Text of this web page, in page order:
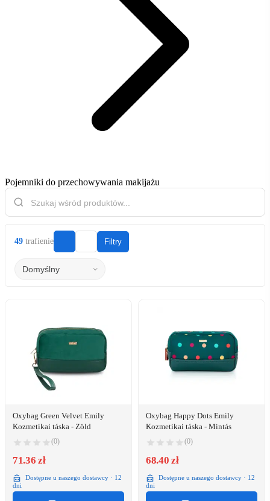
Pojemniki do przechowywania makijażu
49 trafienie Filtry
Oxybag Green Velvet Emily
Kozmetikai táska - Zöld
(0)
71.36 zł
Dostępne u naszego dostawcy · 12
dni
Oxybag Happy Dots Emily
Kozmetikai táska - Mintás
(0)
68.40 zł
Dostępne u naszego dostawcy · 12
dni